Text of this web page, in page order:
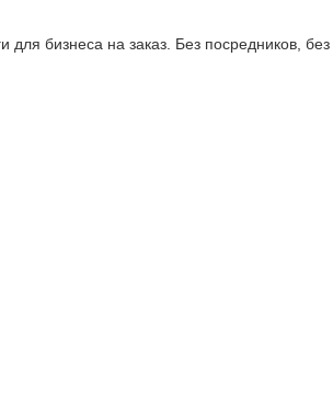
для бизнеса на заказ. Без посредников,